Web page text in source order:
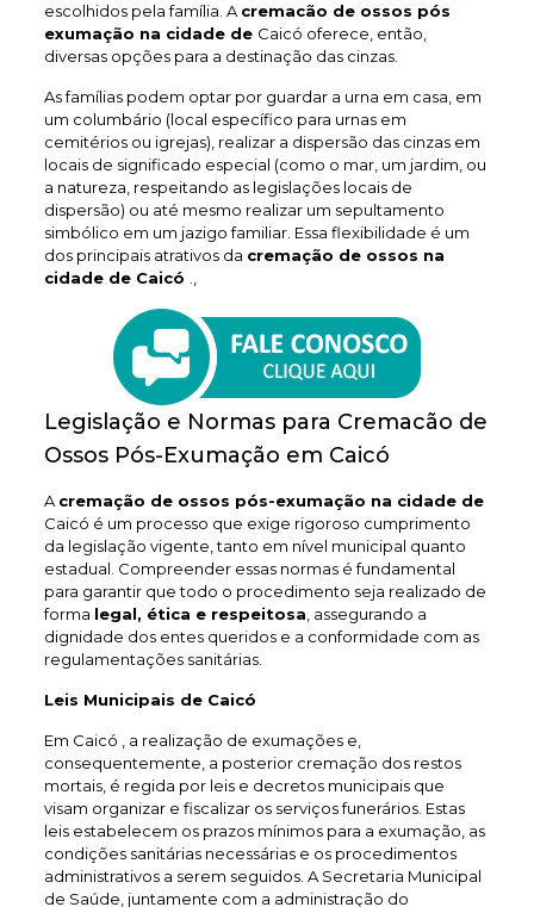
escolhidos pela família. A cremacão de ossos pós
exumação na cidade de Caicó oferece, então,
diversas opções para a destinação das cinzas.
As famílias podem optar por guardar a urna em casa, em
um columbário (local específico para urnas em
cemitérios ou igrejas), realizar a dispersão das cinzas em
locais de significado especial (como o mar, um jardim, ou
a natureza, respeitando as legislações locais de
dispersão) ou até mesmo realizar um sepultamento
simbólico em um jazigo familiar. Essa flexibilidade é um
dos principais atrativos da cremação de ossos na
cidade de Caicó
Legislação e Normas para Cremacão de
Ossos Pós-Exumação em Caicó
A cremação de ossos pós-exumação na cidade de
Caicó é um processo que exige rigoroso cumprimento
da legislação vigente, tanto em nível municipal quanto
estadual. Compreender essas normas é fundamental
para garantir que todo o procedimento seja realizado de
forma legal, ética e respeitosa , assegurando a
dignidade dos entes queridos e a conformidade com as
regulamentações sanitárias.
Leis Municipais de Caicó
Em Caicó , a realização de exumações e,
consequentemente, a posterior cremação dos restos
mortais, é regida por leis e decretos municipais que
visam organizar e fiscalizar os serviços funerários. Estas
leis estabelecem os prazos mínimos para a exumação, as
condições sanitárias necessárias e os procedimentos
administrativos a serem seguidos. A Secretaria Municipal
de Saúde, juntamente com a administração do